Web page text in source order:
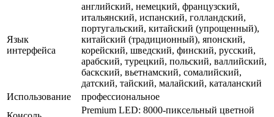
Язык
интерфейса
английский, немецкий, французский,
итальянский, испанский, голландский,
португальский, китайский (упрощенный),
китайский (традиционный), японский,
корейский, шведский, финский, русский,
арабский, турецкий, польский, валлийский,
баскский, вьетнамский, сомалийский,
датский, тайский, малайский, каталанский
Использование
профессиональное
Premium LED: 8000-пиксельный цветной